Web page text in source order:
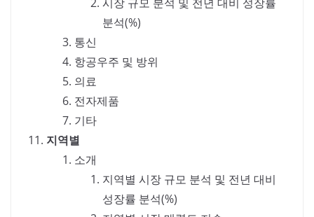
분석(%)
통신
항공우주 및 방위
의료
전자제품
기타
지역별
소개
지역별 시장 규모 분석 및 전년 대비
성장률 분석(%)